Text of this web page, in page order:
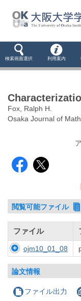
検索画面選択 利用案内
Fox, Ralph H.
Osaka Journal of
閲覧可能ファイル
ファイル
ojm10_01_08
論文情報
ファイル出力